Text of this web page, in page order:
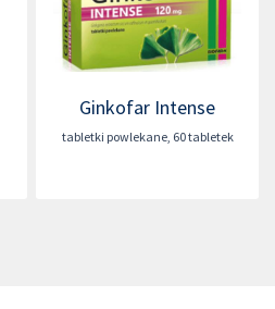
Ginkofar Intense
tabletki powlekane, 60 tabletek